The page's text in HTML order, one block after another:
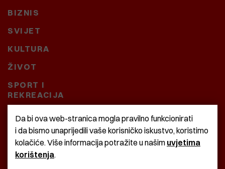
BIZNIS
SVIJET
KULTURA
ŽIVOT
SPORT I
REKREACIJA
BAŠTARDINI I PRAVI
KRASNA ZEMLJA
Da bi ova web-stranica mogla pravilno funkcionirati
i da bismo unaprijedili vaše korisničko iskustvo, koristimo
kolačiće. Više informacija potražite u našim uvjetima
korištenja.